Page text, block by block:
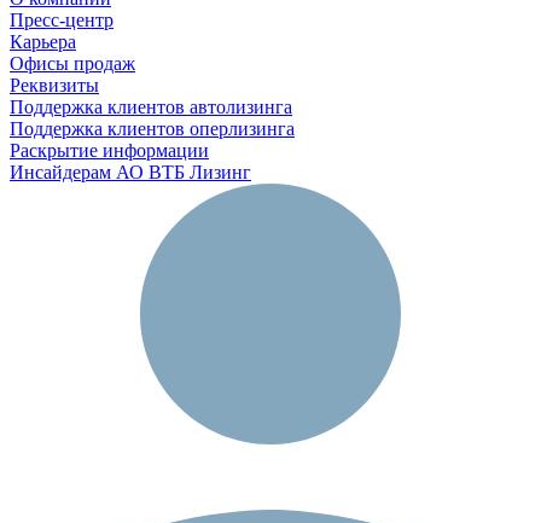
Пресс-центр
Карьера
Офисы продаж
Реквизиты
Поддержка клиентов автолизинга
Поддержка клиентов оперлизинга
Раскрытие информации
Инсайдерам АО ВТБ Лизинг